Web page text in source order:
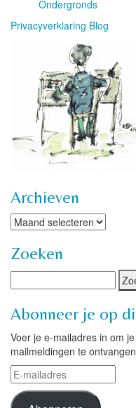
Ondergronds
Privacyverklaring Blog
Archieven
Archieven
Zoeken
Abonneer je op
Voer je e-mailadres in om
mailmeldingen te
E-
mailadres